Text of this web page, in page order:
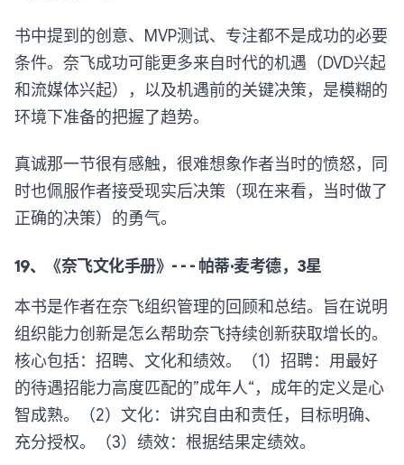
书中提到的创意、MVP测试、专注都不是成功的必要
条件。奈飞成功可能更多来自时代的机遇（DVD兴起
和流媒体兴起），以及机遇前的关键决策，是模糊的
环境下准备的把握了趋势。
真诚那一节很有感触，很难想象作者当时的愤怒，同
时也佩服作者接受现实后决策（现在来看，当时做了
正确的决策）的勇气。
19、《奈飞文化手册》- - - 帕蒂·麦考德，3星
本书是作者在奈飞组织管理的回顾和总结。旨在说明
组织能力创新是怎么帮助奈飞持续创新获取增长的。
核心包括：招聘、文化和绩效。（1）招聘：用最好
的待遇招能力高度匹配的”成年人“，成年的定义是心
智成熟。（2）文化：讲究自由和责任，目标明确、
充分授权。（3）绩效：根据结果定绩效。